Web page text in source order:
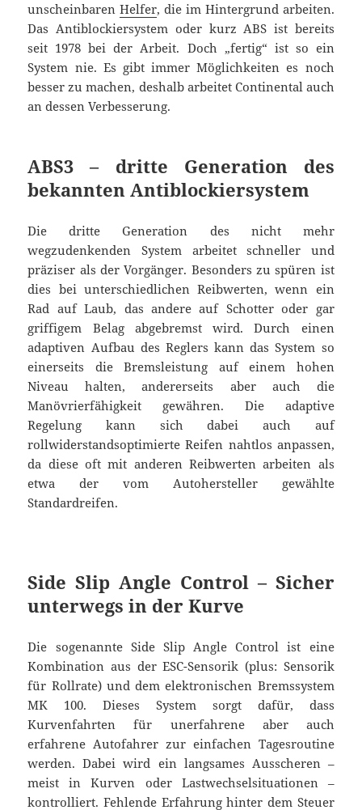
unscheinbarenHelfer, die im Hintergrund arbeiten.
Das Antiblockiersystem oder kurz ABS ist bereits
seit 1978 bei der Arbeit. Doch „fertig“ ist so ein
System nie. Es gibt immer Möglichkeiten es noch
besser zu machen, deshalb arbeitet Continental auch
an dessen Verbesserung.
ABS3 – dritte Generation des
bekannten Antiblockiersystem
Die dritte Generation des nicht mehr
wegzudenkenden System arbeitet schneller und
präziser als der Vorgänger. Besonders zu spüren ist
dies bei unterschiedlichen Reibwerten, wenn ein
Rad auf Laub, das andere auf Schotter oder gar
griffigem Belag abgebremst wird. Durch einen
adaptiven Aufbau des Reglers kann das System so
einerseits die Bremsleistung auf einem hohen
Niveau halten, andererseits aber auch die
Manövrierfähigkeit gewähren. Die adaptive
Regelung kann sich dabei auch auf
rollwiderstandsoptimierte Reifen nahtlos anpassen,
da diese oft mit anderen Reibwerten arbeiten als
etwa der vom Autohersteller gewählte
Standardreifen.
Side Slip Angle Control – Sicher
unterwegs in der Kurve
Die sogenannte Side Slip Angle Control ist eine
Kombination aus der ESC-Sensorik (plus: Sensorik
für Rollrate) und dem elektronischen Bremssystem
MK 100. Dieses System sorgt dafür, dass
Kurvenfahrten für unerfahrene aber auch
erfahrene Autofahrer zur einfachen Tagesroutine
werden. Dabei wird ein langsames Ausscheren –
meist in Kurven oder Lastwechselsituationen –
kontrolliert. Fehlende Erfahrung hinter dem Steuer